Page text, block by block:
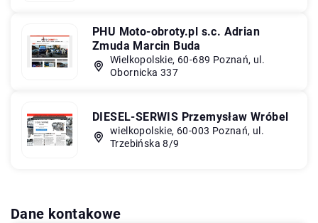
PHU Moto-obroty.pl s.c. Adrian
Zmuda Marcin Buda
Wielkopolskie, 60-689 Poznań, ul.
Obornicka 337
DIESEL-SERWIS Przemysław Wróbel
wielkopolskie, 60-003 Poznań, ul.
Trzebińska 8/9
Dane kontakowe